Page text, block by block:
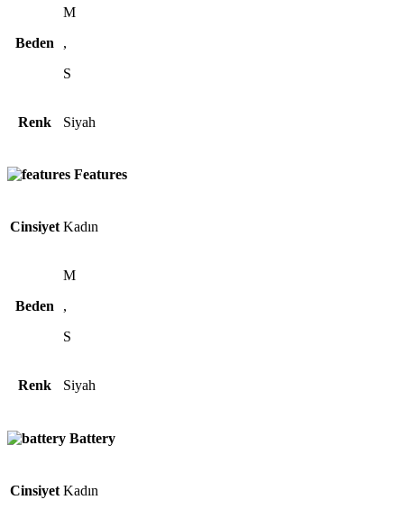
Beden
M
,
S
Renk Siyah
Features
Cinsiyet Kadın
Beden
M
,
S
Renk Siyah
Battery
Cinsiyet Kadın